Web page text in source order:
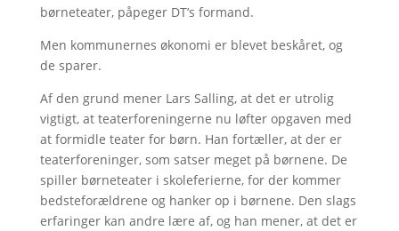
børneteater, påpeger DT’s formand.
Men kommunernes økonomi er blevet beskåret, og
de sparer.
Af den grund mener Lars Salling, at det er utrolig
vigtigt, at teaterforeningerne nu løfter opgaven med
at formidle teater for børn. Han fortæller, at der er
teaterforeninger, som satser meget på børnene. De
spiller børneteater i skoleferierne, for der kommer
bedsteforældrene og hanker op i børnene. Den slags
erfaringer kan andre lære af, og han mener, at det er